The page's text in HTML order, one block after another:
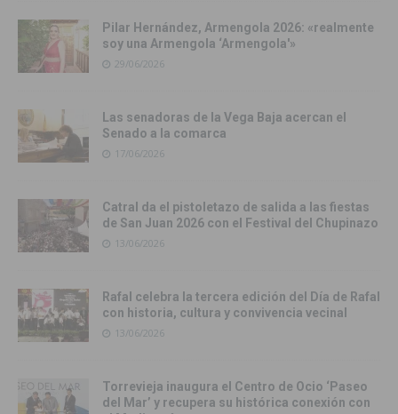
Pilar Hernández, Armengola 2026: «realmente
soy una Armengola ‘Armengola'»
29/06/2026
Las senadoras de la Vega Baja acercan el
Senado a la comarca
17/06/2026
Catral da el pistoletazo de salida a las fiestas
de San Juan 2026 con el Festival del Chupinazo
13/06/2026
Rafal celebra la tercera edición del Día de Rafal
con historia, cultura y convivencia vecinal
13/06/2026
Torrevieja inaugura el Centro de Ocio ‘Paseo
del Mar’ y recupera su histórica conexión con